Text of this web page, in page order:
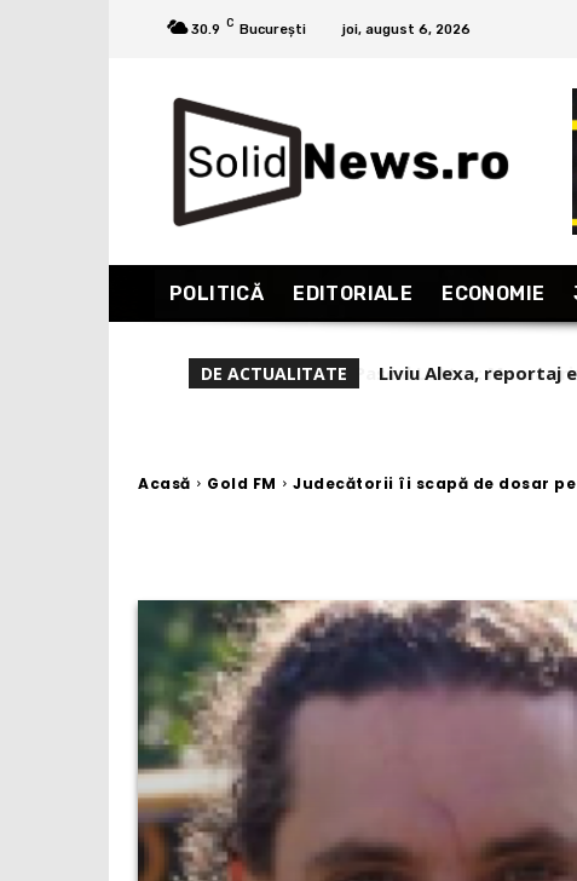
30.9 C București joi, august 6, 2026
POLITICĂ EDITORIALE ECONOMIE
DE ACTUALITATE
Liviu Alexa, reportaj
Acasă Gold FM Judecătorii îi scapă de dosar